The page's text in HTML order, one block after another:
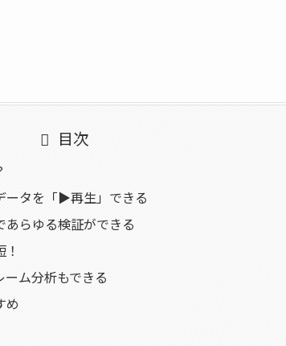
目次
ータを「▶再生」できる
らゆる検証ができる
ム分析もできる
め